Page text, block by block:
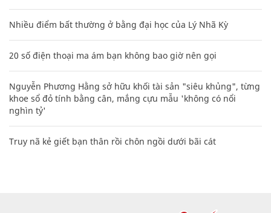
Nhiều điểm bất thường ở bằng đại học của Lý Nhã Kỳ
20 số điện thoại ma ám bạn không bao giờ nên gọi
Nguyễn Phương Hằng sở hữu khối tài sản "siêu khủng", từng
khoe sổ đỏ tính bằng cân, mắng cựu mẫu 'không có nổi
nghìn tỷ'
Truy nã kẻ giết bạn thân rồi chôn ngồi dưới bãi cát